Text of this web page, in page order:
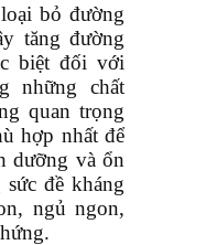
bỏ đường
tăng đường
biệt đối với
những chất
quan trọng
hợp nhất để
dưỡng và ổn
đề kháng
ngủ ngon,